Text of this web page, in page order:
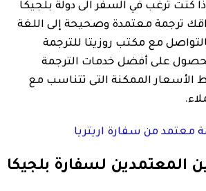
كنت ترغب في السفر الى دولة بلجيكا
ترجمة معتمدة وصحيحة إلى اللغة
مع مكتب روزيتا للترجمة
على أفضل خدمات الترجمة
الأسعار الممكنة التى تتناسب مع
معتمد من سفارة اريتريا
المعتمدين لسفارة بلجيكا